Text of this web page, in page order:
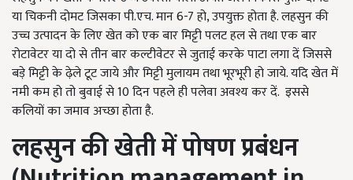
या चिकनी दोमट जिसका पी.एच. मान 6-7 हो, उपयुक्त होता है. लहसुन की
उच्च उत्पादन के लिए खेत को एक बार मिट्टी पलट हल से तथा एक बार
रोटावेटर या दो से तीन बार कल्टीवेटर से जुताई करके पाटा लगा दें जिससे
बड़े मिट्टी के ढ़ेले टूट जाये और मिट्टी मुलायम तथा भूरभूरी हो जाये. यदि खेत में
नमी कम हो तो बुवाई से 10 दिन पहले ही पलेवा अवश्य कर दें. इससे
कलियों का जमाव अच्छा होता है.
लहसुन की खेती में पोषण प्रबंधन